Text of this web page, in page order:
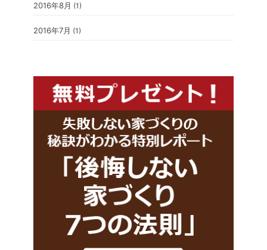
2016年8月 (1)
2016年7月 (1)